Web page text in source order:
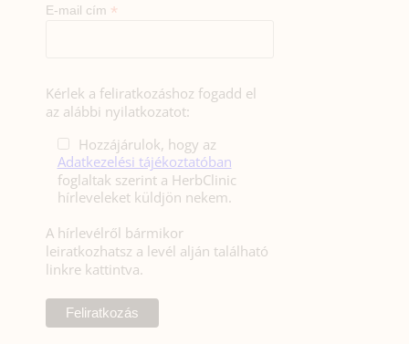
E-mail cím *
Kérlek a feliratkozáshoz fogadd el
az alábbi nyilatkozatot:
Hozzájárulok, hogy az
Adatkezelési tájékoztatóban
foglaltak szerint a HerbClinic
hírleveleket küldjön nekem.
A hírlevélről bármikor
leiratkozhatsz a levél alján található
linkre kattintva.